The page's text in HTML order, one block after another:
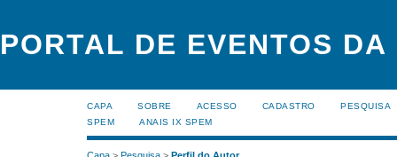
PORTAL DE EVENTOS DA
CAPA SOBRE ACESSO CADASTRO
PESQUISA
SPEM
ANAIS IX SPEM